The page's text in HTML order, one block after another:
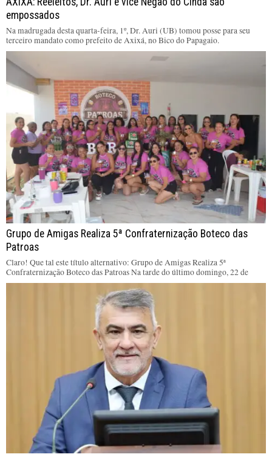
empossados
Na madrugada desta quarta-feira, 1º, Dr. Auri (UB) tomou posse para seu
terceiro mandato como prefeito de Axixá, no Bico do Papagaio.
Grupo de Amigas Realiza 5ª Confraternização Boteco das
Patroas
Claro! Que tal este título alternativo: Grupo de Amigas Realiza 5ª
Confraternização Boteco das Patroas Na tarde do último domingo, 22 de